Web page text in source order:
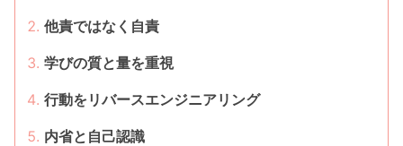
他責ではなく自責
学びの質と量を重視
行動をリバースエンジニアリング
内省と自己認識